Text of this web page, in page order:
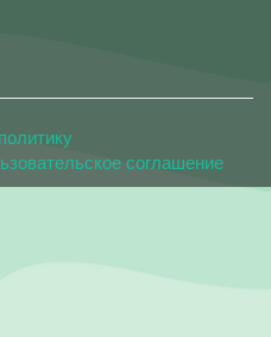
политику
соглашение